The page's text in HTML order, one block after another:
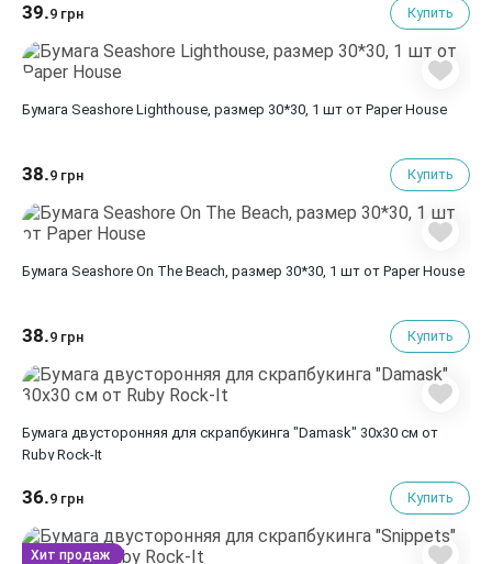
39.9 грн Купить
Бумага Seashore Lighthouse, размер 30*30, 1 шт от Paper House
38.9 грн Купить
Бумага Seashore On The Beach, размер 30*30, 1 шт от Paper House
38.9 грн Купить
Бумага двусторонняя для скрапбукинга "Damask" 30х30 см от
Ruby Rock-It
36.9 грн Купить
Хит продаж